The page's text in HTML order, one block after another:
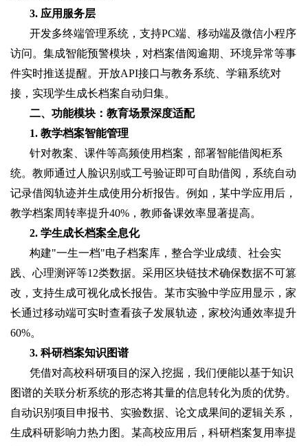
3. 应用服务层
开发多终端管理系统，支持PC端、移动端及微信小程序
访问。集成智能预警模块，对档案借阅逾期、环境异常等事
件实时推送提醒。开放API接口与教务系统、学籍系统对
接，实现学生成长档案自动归集。
二、功能模块：教育场景深度适配
1. 教学档案智能管理
针对教案、课件等高频使用档案，部署智能借阅柜系
统。教师通过人脸识别或工号验证即可自助借阅，系统自动
记录借阅轨迹并生成使用分析报告。例如，某中学应用后，
教学档案周转率提升40%，教师备课效率显著提高。
2. 学生成长档案全息化
构建"一生一档"电子档案库，整合学业成绩、社会实
践、心理测评等12类数据。采用区块链技术确保数据不可篡
改，支持生成可视化成长报告。某市实验中学应用显示，家
长通过移动端可实时查看孩子发展轨迹，家校沟通效率提升
60%。
3. 科研档案知识图谱
凭借对高校科研项目的深入挖掘，我们便能以基于知识
图谱的关联分析系统的形态将其量的信息转化为质的优势。
自动识别项目申报书、实验数据、论文成果间的逻辑关系，
生成科研影响力热力图。某高校应用后，科研档案复用率提